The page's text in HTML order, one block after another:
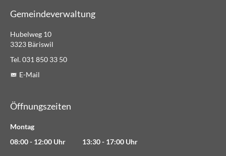
Gemeindeverwaltung
Hubelweg 10
3323 Bäriswil
Tel. 031 850 33 50
E-Mail
Öffnungszeiten
Montag
08:00 - 12:00 Uhr 13:30 - 17:00 Uhr